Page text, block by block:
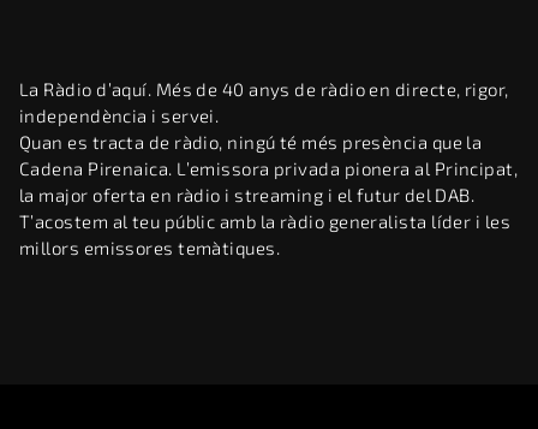
La Ràdio d’aquí. Més de 40 anys de ràdio en directe, rigor,
independència i servei.
Quan es tracta de ràdio, ningú té més presència que la
Cadena Pirenaica. L’emissora privada pionera al Principat,
la major oferta en ràdio i streaming i el futur del DAB.
T’acostem al teu públic amb la ràdio generalista líder i les
millors emissores temàtiques.